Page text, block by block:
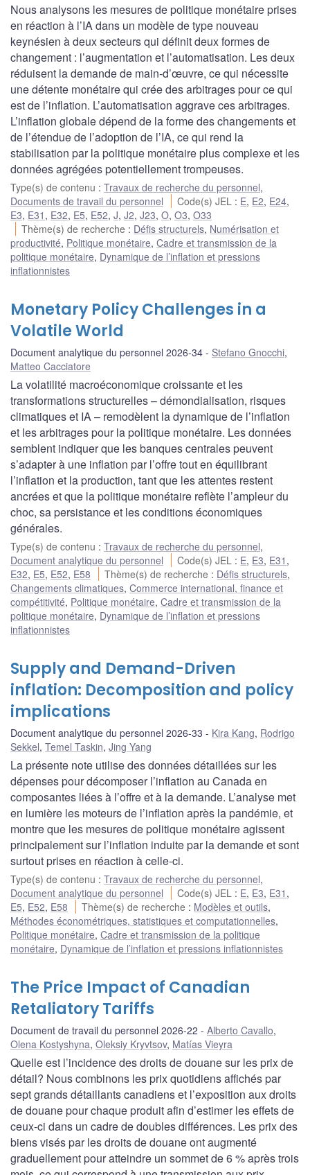
Nous analysons les mesures de politique monétaire prises
en réaction à l’IA dans un modèle de type nouveau
keynésien à deux secteurs qui définit deux formes de
changement : l’augmentation et l’automatisation. Les deux
réduisent la demande de main-d’œuvre, ce qui nécessite
une détente monétaire qui crée des arbitrages pour ce qui
est de l’inflation. L’automatisation aggrave ces arbitrages.
L’inflation globale dépend de la forme des changements et
de l’étendue de l’adoption de l’IA, ce qui rend la
stabilisation par la politique monétaire plus complexe et les
données agrégées potentiellement trompeuses.
Type(s) de contenu : Travaux de recherche du personnel,
Documents de travail du personnel
Code(s) JEL : E, E2, E24,
E3, E31 , E32, E5, E52, J, J2, J23, O, O3, O33
Thème(s) de recherche : Défis structurels, Numérisation et
productivité, Politique monétaire, Cadre et transmission de la
politique monétaire, Dynamique de l’inflation et pressions
inflationnistes
Monetary Policy Challenges in a
Volatile World
Document analytique du personnel 2026-34 Stefano Gnocchi,
Matteo Cacciatore
La volatilité macroéconomique croissante et les
transformations structurelles – démondialisation, risques
climatiques et IA – remodèlent la dynamique de l’inflation
et les arbitrages pour la politique monétaire. Les données
semblent indiquer que les banques centrales peuvent
s’adapter à une inflation par l’offre tout en équilibrant
l’inflation et la production, tant que les attentes restent
ancrées et que la politique monétaire reflète l’ampleur du
choc, sa persistance et les conditions économiques
générales.
Type(s) de contenu : Travaux de recherche du personnel,
Document analytique du personnel
Code(s) JEL : E, E3, E31 ,
E32, E5, E52, E58 Thème(s) de recherche : Défis structurels,
Changements climatiques, Commerce international, finance et
compétitivité, Politique monétaire, Cadre et transmission de la
politique monétaire, Dynamique de l’inflation et pressions
inflationnistes
Supply and Demand-Driven
inflation: Decomposition and policy
implications
Document analytique du personnel 2026-33 Kira Kang, Rodrigo
Sekkel, Temel Taskin, Jing Yang
La présente note utilise des données détaillées sur les
dépenses pour décomposer l’inflation au Canada en
composantes liées à l’offre et à la demande. L’analyse met
en lumière les moteurs de l’inflation après la pandémie, et
montre que les mesures de politique monétaire agissent
principalement sur l’inflation induite par la demande et sont
surtout prises en réaction à celle-ci.
Type(s) de contenu : Travaux de recherche du personnel,
Document analytique du personnel
Code(s) JEL : E, E3, E31 ,
E5, E52, E58 Thème(s) de recherche : Modèles et outils,
Méthodes économétriques, statistiques et computationnelles,
Politique monétaire, Cadre et transmission de la politique
monétaire, Dynamique de l’inflation et pressions inflationnistes
The Price Impact of Canadian
Retaliatory Tariffs
Document de travail du personnel 2026-22 Alberto Cavallo,
Olena Kostyshyna, Oleksiy Kryvtsov, Matías Vieyra
Quelle est l’incidence des droits de douane sur les prix de
détail? Nous combinons les prix quotidiens affichés par
sept grands détaillants canadiens et l’exposition aux droits
de douane pour chaque produit afin d’estimer les effets de
ceux-ci dans un cadre de doubles différences. Les prix des
biens visés par les droits de douane ont augmenté
graduellement pour atteindre un sommet de 6 % après trois